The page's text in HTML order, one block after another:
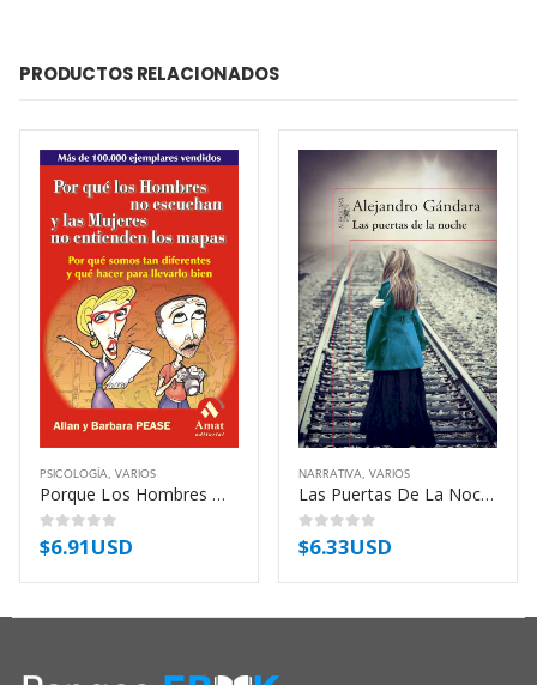
PRODUCTOS RELACIONADOS
PSICOLOGÍA, VARIOS
Porque Los Hombres No Escuchan Y Las – Pease Allan
0out of 5
$6.91USD
NARRATIVA, VARIOS
Las Puertas De La Noche – Gandara Alejandro
0out of 5
$6.33USD